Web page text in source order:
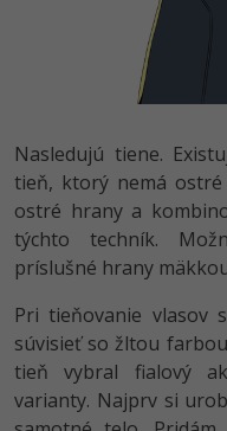
Nasledujú tiene.
tieň, ktorý nemá
ostré hrany a
týchto techník.
príslušné hrany
Pri tieňovanie vlasov
súvisieť so žltou
tieň vybral fialový
varianty. Najprv si